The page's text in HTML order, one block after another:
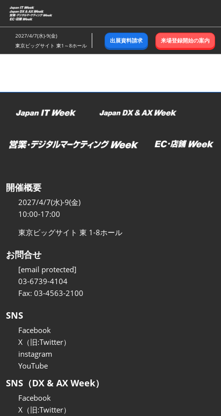
ス
キ
ッ
し
む
2027/4/7(水)-9(金)
東京ビッグサイト 東1～8ホール
出展資料請求 来場登録開始の案内
開催概要
2027/4/7(水)-9(金)
10:00-17:00
東京ビッグサイト 東 1-8ホール
お問合せ
[email protected]
03-6739-4104
Fax: 03-4563-2100
SNS
Facebook
X（旧:Twitter）
instagram
YouTube
SNS（DX & AX Week）
Facebook
X（旧:Twitter）